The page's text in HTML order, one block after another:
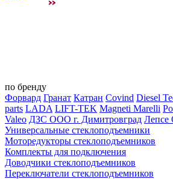
по бренду
Форвард Гранат Катран Covind Diesel
parts LADA LIFT-TEK Magneti Marelli
Valeo ДЗС ООО г. Димитровград Лепсе
Универсальные стеклоподъемники
Моторедукторы стеклоподъемников
Комплекты для подключения
Доводчики стеклоподъемников
Переключатели стеклоподъемников